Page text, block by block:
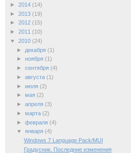
► 2014 (14)
► 2013 (19)
► 2012 (15)
► 2011 (10)
▼ 2010 (24)
► декабря(1)
►ноября(1)
►сентября(4)
►августа(1)
►июля(2)
►мая(2)
►апреля(3)
►марта(2)
►февраля(4)
▼января(4)
Windows 7 Language Pack/MUI
Градусник. Последние изменения